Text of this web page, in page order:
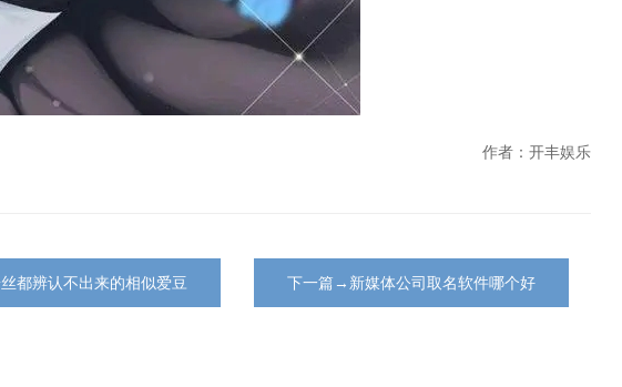
作者：开丰娱乐
都辨认不出来的相似爱豆 下一篇→新媒体公司取名软件哪个好